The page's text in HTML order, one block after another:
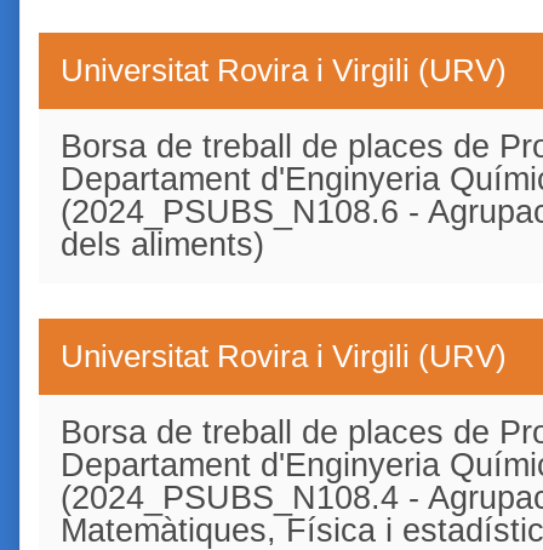
Universitat Rovira i Virgili (URV)
Borsa de treball de places de
Departament d'Enginyeria
(2024_PSUBS_N108.6 -
dels aliments)
Universitat Rovira i Virgili (URV)
Borsa de treball de places de
Departament d'Enginyeria
(2024_PSUBS_N108.4 -
Matemàtiques, Física i